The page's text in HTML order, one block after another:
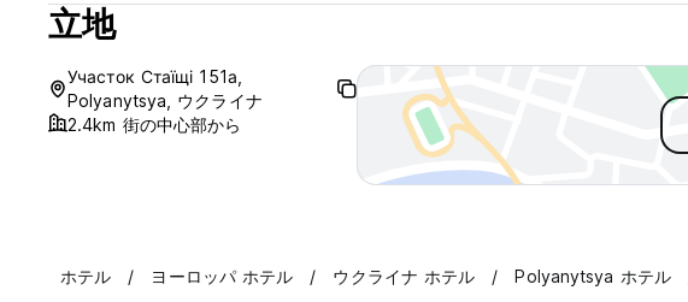
立地
Участок Стаїщі 151а,
Polyanytsya, ウクライナ
2.4km 街の中心部から
ホテル ヨーロッパ ホテル ウクライナ ホテル Polyanytsya ホテル